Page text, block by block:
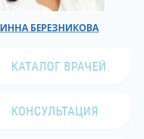
ИННА БЕРЕЗНИКОВА